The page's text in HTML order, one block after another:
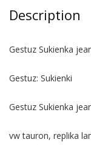
Description
Gestuz Sukienka
Gestuz: Sukienki
Gestuz Sukienka
vw tauron, replika